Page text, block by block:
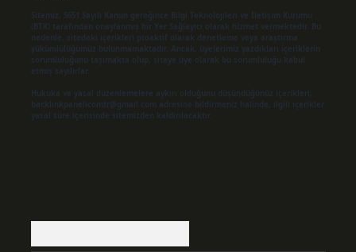
Sitemiz, 5651 Sayılı Kanun gereğince Bilgi Teknolojileri ve İletişim Kurumu
(BTK) tarafından onaylanmış bir Yer Sağlayıcı olarak hizmet vermektedir. Bu
nedenle, sitedeki içerikleri proaktif olarak denetleme veya araştırma
yükümlülüğümüz bulunmamaktadır. Ancak, üyelerimiz yazdıkları içeriklerin
sorumluluğunu taşımakta olup, siteye üye olarak bu sorumluluğu kabul
etmiş sayılırlar.
Hukuka ve yasal düzenlemelere aykırı olduğunu düşündüğünüz içerikleri,
backlinkpanelicomtr@gmail.com
adresine bildirmeniz halinde, ilgili içerikler
yasal süre içerisinde sitemizden kaldırılacaktır.